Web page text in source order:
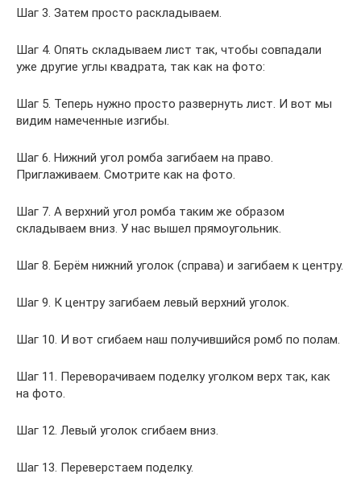
Шаг 3. Затем просто раскладываем.
Шаг 4. Опять складываем лист так, чтобы совпадали
уже другие углы квадрата, так как на фото:
Шаг 5. Теперь нужно просто развернуть лист. И вот мы
видим намеченные изгибы.
Шаг 6. Нижний угол ромба загибаем на право.
Приглаживаем. Смотрите как на фото.
Шаг 7. А верхний угол ромба таким же образом
складываем вниз. У нас вышел прямоугольник.
Шаг 8. Берём нижний уголок (справа) и загибаем к центру.
Шаг 9. К центру загибаем левый верхний уголок.
Шаг 10. И вот сгибаем наш получившийся ромб по полам.
Шаг 11. Переворачиваем поделку уголком верх так, как
на фото.
Шаг 12. Левый уголок сгибаем вниз.
Шаг 13. Переверстаем поделку.